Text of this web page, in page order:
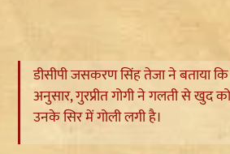
डीसीपी जसकरण सिंह तेजा ने बताया
अनुसार, गुरप्रीत गोगी ने गलती से खुद
उनके सिर में गोली लगी है।